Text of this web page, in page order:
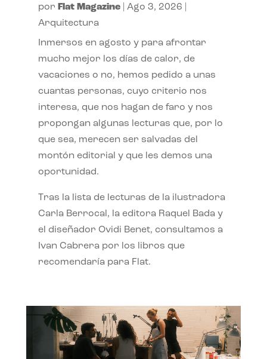
por Flat Magazine| Ago 3, 2026
Arquitectura
Inmersos en agosto y para afrontar
mucho mejor los días de calor, de
vacaciones o no, hemos pedido a unas
cuantas personas, cuyo criterio nos
interesa, que nos hagan de faro y nos
propongan algunas lecturas que, por lo
que sea, merecen ser salvadas del
montón editorial y que les demos una
oportunidad.
Tras la lista de lecturas de la ilustradora
Carla Berrocal, la editora Raquel Bada y
el diseñador Ovidi Benet, consultamos a
Ivan Cabrera por los libros que
recomendaría para Flat.